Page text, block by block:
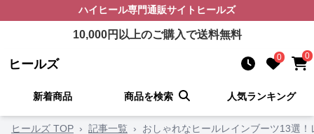
ハイヒール専門通販サイト ヒールズ
10,000円以上のご購入で送料無料
ヒールズ 0 0
新着商品 商品を検索 人気ランキング
ヒールズ TOP › 記事一覧 › おしゃれなヒールレインブーツ13選